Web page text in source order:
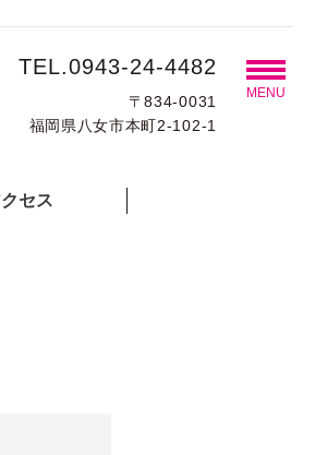
TEL.0943-24-4482
〒834-0031
福岡県八女市本町2-102-1
MENU
セス